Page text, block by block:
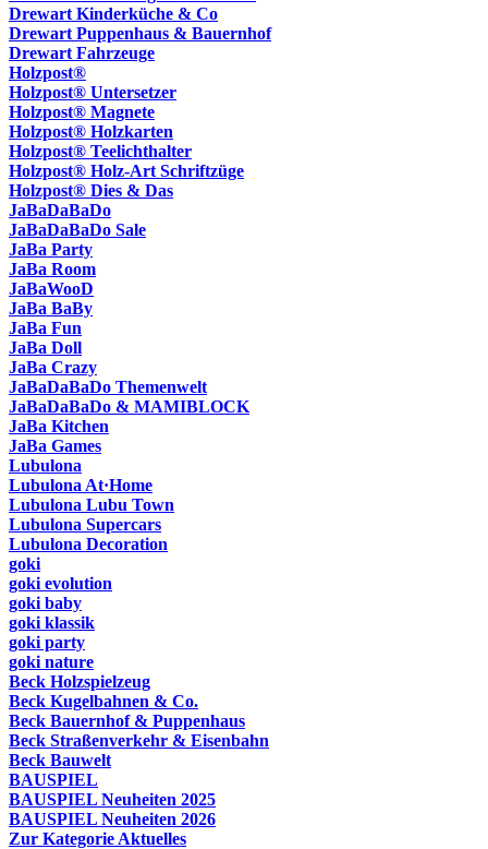
Drewart Kinderküche & Co
Drewart Puppenhaus & Bauernhof
Drewart Fahrzeuge
Holzpost®
Holzpost® Untersetzer
Holzpost® Magnete
Holzpost® Holzkarten
Holzpost® Teelichthalter
Holzpost® Holz-Art Schriftzüge
Holzpost® Dies & Das
JaBaDaBaDo
JaBaDaBaDo Sale
JaBa Party
JaBa Room
JaBaWooD
JaBa BaBy
JaBa Fun
JaBa Doll
JaBa Crazy
JaBaDaBaDo Themenwelt
JaBaDaBaDo & MAMIBLOCK
JaBa Kitchen
JaBa Games
Lubulona
Lubulona At·Home
Lubulona Lubu Town
Lubulona Supercars
Lubulona Decoration
goki
goki evolution
goki baby
goki klassik
goki party
goki nature
Beck Holzspielzeug
Beck Kugelbahnen & Co.
Beck Bauernhof & Puppenhaus
Beck Straßenverkehr & Eisenbahn
Beck Bauwelt
BAUSPIEL
BAUSPIEL Neuheiten 2025
BAUSPIEL Neuheiten 2026
Zur Kategorie Aktuelles